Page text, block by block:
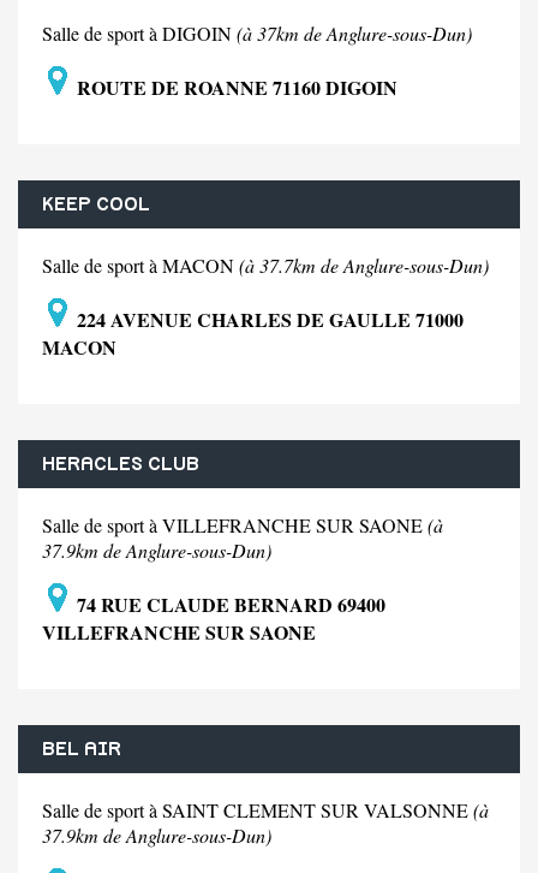
Salle de sport à DIGOIN(à 37km de Anglure-sous-Dun)
ROUTE DE ROANNE 71160 DIGOIN
KEEP COOL
Salle de sport à MACON(à 37.7km de Anglure-sous-Dun)
224 AVENUE CHARLES DE GAULLE 71000
MACON
HERACLES CLUB
Salle de sport à VILLEFRANCHE SUR SAONE(à
37.9km de Anglure-sous-Dun)
74 RUE CLAUDE BERNARD 69400
VILLEFRANCHE SUR SAONE
BEL AIR
Salle de sport à SAINT CLEMENT SUR VALSONNE(à
37.9km de Anglure-sous-Dun)